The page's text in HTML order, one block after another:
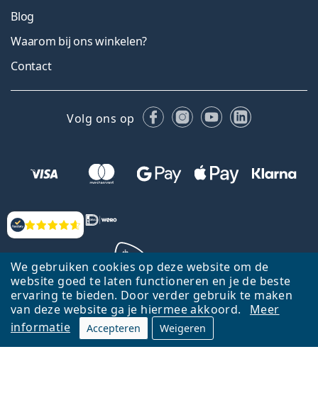
We gebruiken cookies op deze website om de
website goed te laten functioneren en je de beste
ervaring te bieden. Door verder gebruik te maken
van deze website ga je hiermee akkoord.
Meer
informatie
Accepteren Weigeren
Beoordelingen
Blog
Waarom bij ons winkelen?
Contact
Volg ons op FacebookInstagram
YouTubeLinkedIn
Terug naar de homepagina
Ga omhoog
Lentiamo.nl is eigendom van en wordt beheerd door Lentiamo s.r.o.,
Tsjechië
Hier al 18 jaar voor jou.